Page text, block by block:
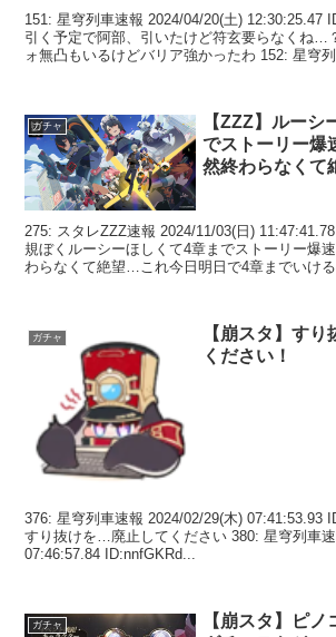
151: 星穹列車速報 2024/04/20(土) 12:30:25.47
引く予定で阿部、引いたけど符玄要らなくね…
ォ無凸もいるけどバリア強かったわ 152: 星穹列
ガチャ
【ZZZ】ルーシ
でストーリー爆
然終わらなくて
275: スタレZZZ速報 2024/11/03(日)
規ぼくルーシーほしくて4章までストーリー爆
わらなくて絶望…これ今日明日で4章までいけ
ガチャ
【崩スタ】す
ください！
376: 星穹列車速報 2024/02/29(木) 07:41:53.93
すり抜けを…廃止してください 380: 星穹列車
07:46:57.84 ID:nnfGKRd...
ガチャ
【崩スタ】ピ